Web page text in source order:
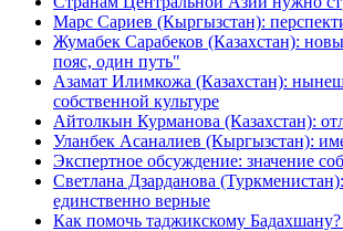
Марс Сариев (Кыргызстан):
Жумабек Сарабеков (Казахстан):
пояс, один путь"
Азамат Илимкожа (Казахстан):
собственной культуре
Айтолкын Курманова (Казахстан):
Уланбек Асаналиев (Кыргызстан):
Экспертное обсуждение: значение
Светлана Дзарданова
единственно верные
Как помочь таджикскому